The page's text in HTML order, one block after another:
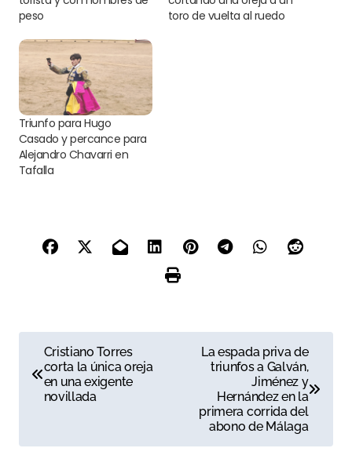
peso
toro de vuelta al ruedo
Triunfo para Hugo
Casado y percance para
Alejandro Chavarri en
Tafalla
a
e
Cristiano Torres
corta la única oreja
en una exigente
novillada
La espada priva de
triunfos a Galván,
Jiménez y
Hernández en la
primera corrida del
abono de Málaga